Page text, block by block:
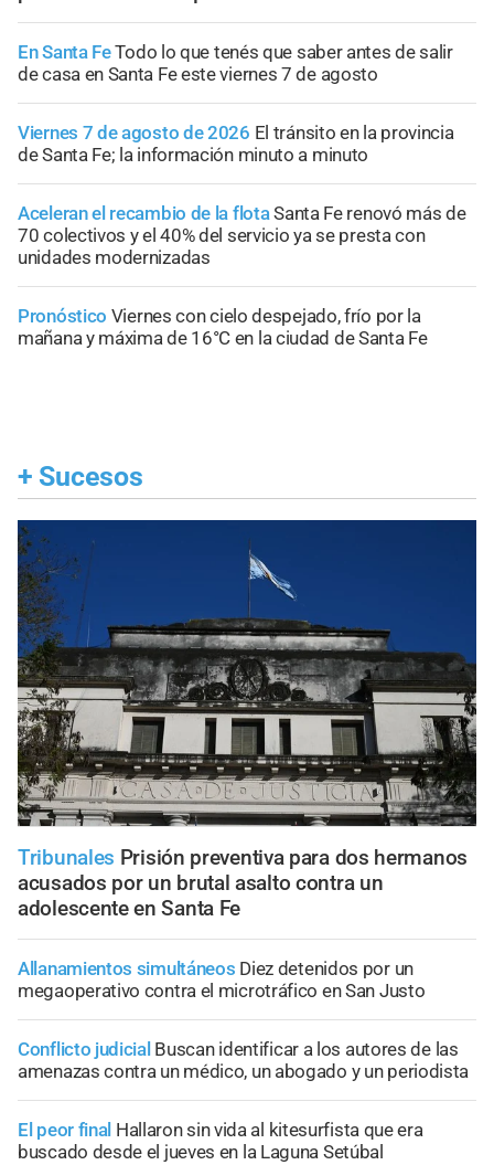
En Santa FeTodo lo que tenés que saber antes de salir
de casa en Santa Fe este viernes 7 de agosto
Viernes 7 de agosto de 2026 El tránsito en la provincia
de Santa Fe; la información minuto a minuto
Aceleran el recambio de la flotaSanta Fe renovó más de
70 colectivos y el 40% del servicio ya se presta con
unidades modernizadas
Pronóstico Viernes con cielo despejado, frío por la
mañana y máxima de 16°C en la ciudad de Santa Fe
+ Sucesos
Tribunales Prisión preventiva para dos hermanos
acusados por un brutal asalto contra un
adolescente en Santa Fe
Allanamientos simultáneos Diez detenidos por un
megaoperativo contra el microtráfico en San Justo
Conflicto judicial Buscan identificar a los autores de las
amenazas contra un médico, un abogado y un periodista
El peor final Hallaron sin vida al kitesurfista que era
buscado desde el jueves en la Laguna Setúbal